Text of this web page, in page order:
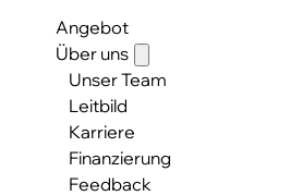
Angebot
Über uns
Unser Team
Leitbild
Karriere
Finanzierung
Feedback